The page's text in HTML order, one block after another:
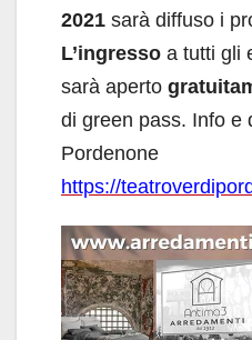
2021 sarà diffuso i
L’ingresso a tutti gli
sarà aperto
di green pass. Info e
Pordenone
https://